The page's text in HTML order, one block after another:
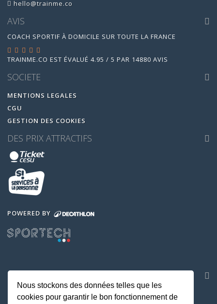
hello@trainme.co
AVIS
COACH SPORTIF À DOMICILE SUR TOUTE LA FRANCE
TRAINME.CO EST ÉVALUÉ 4.95 / 5 PAR 14880 AVIS
SOCIETE
MENTIONS LEGALES
CGU
GESTION DES COOKIES
DES PRIX ATTRACTIFS
POWERED BY
Nous stockons des données telles que les
cookies pour garantir le bon fonctionnement de